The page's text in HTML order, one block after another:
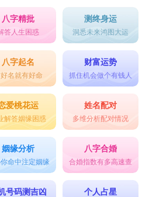
八字精批
答人生困惑
测终身运
洞悉未来鸿图大运
八字起名
名就有好命
财富运势
抓住机会做个有钱人
爱桃花运
解答姻缘困惑
姓名配对
多维分析配对情况
姻缘分析
命中注定姻缘
八字合婚
合婚指数有多高速查
号码测吉凶 个人占星